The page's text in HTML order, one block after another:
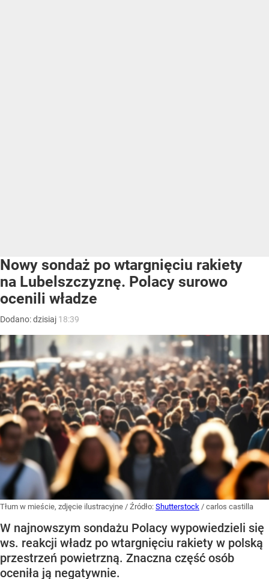
Nowy sondaż po wtargnięciu rakiety
na Lubelszczyznę. Polacy surowo
ocenili władze
Dodano:dzisiaj 18:39
Tłum w mieście, zdjęcie ilustracyjne / Źródło: Shutterstock / carlos castilla
W najnowszym sondażu Polacy wypowiedzieli się
ws. reakcji władz po wtargnięciu rakiety w polską
przestrzeń powietrzną. Znaczna część osób
oceniła ją negatywnie.